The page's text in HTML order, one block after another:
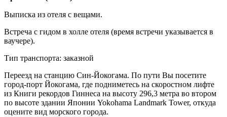
Выписка из отеля с вещами.
Встреча с гидом в холле отеля (время встречи указывается в
ваучере).
Тип транспорта: заказной
Переезд на станцию Син-Йокогама. По пути Вы посетите
город-порт Йокогама, где подниметесь на скоростном лифте
из Книги рекордов Гиннеса на высоту 296,3 метра во втором
по высоте здании Японии Yokohama Landmark Tower, откуда
оцените вид морского города.